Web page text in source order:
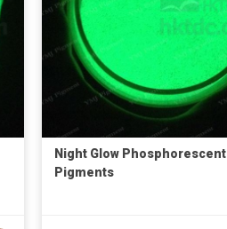
Night Glow Phosphorescent
Pigments